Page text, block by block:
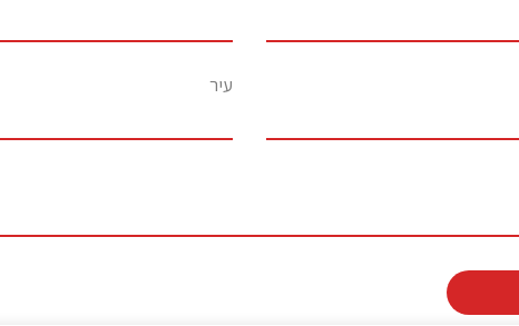
עיר